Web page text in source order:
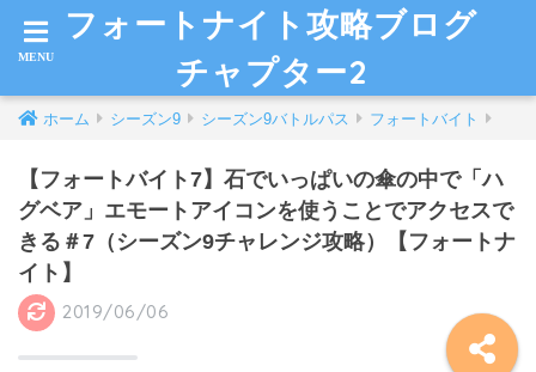
フォートナイト攻略ブログ
チャプター2
ホーム シーズン9 シーズン9バトルパス フォートバイト
【フォートバイト7】石でいっぱいの傘の中で「ハ
グベア」エモートアイコンを使うことでアクセスで
きる＃7（シーズン9チャレンジ攻略）【フォートナ
イト】
2019/06/06